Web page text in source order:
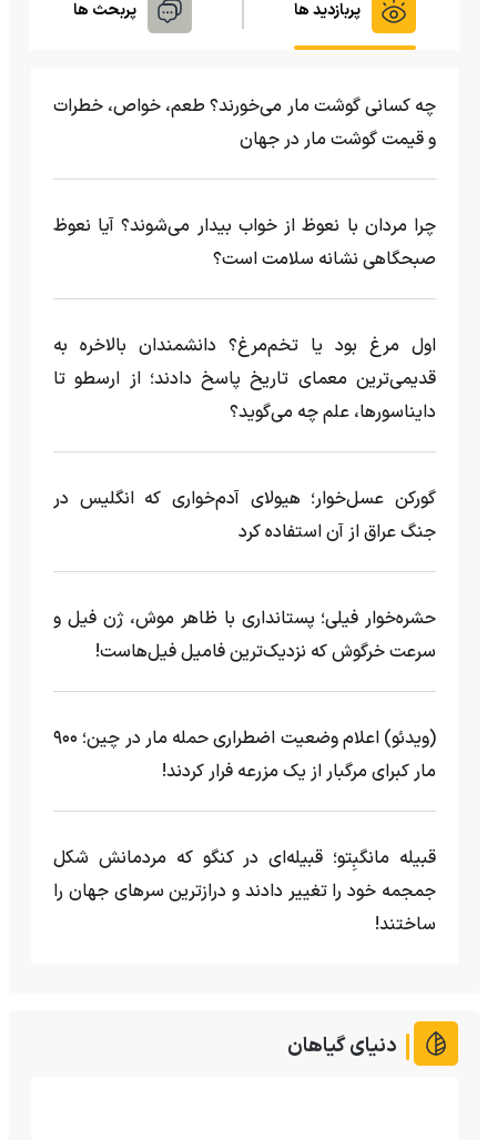
پربازدید ها پربحث ها
چه کسانی گوشت مار می‌خورند؟ طعم، خواص، خطرات
و قیمت گوشت مار در جهان
چرا مردان با نعوظ از خواب بیدار می‌شوند؟ آیا نعوظ
صبحگاهی نشانه سلامت است؟
اول مرغ بود یا تخم‌مرغ؟ دانشمندان بالاخره به
قدیمی‌ترین معمای تاریخ پاسخ دادند؛ از ارسطو تا
دایناسورها، علم چه می‌گوید؟
گورکن عسل‌خوار؛ هیولای آدم‌خواری که انگلیس در
جنگ عراق از آن استفاده کرد
حشره‌خوار فیلی؛ پستانداری با ظاهر موش، ژن فیل و
سرعت خرگوش که نزدیک‌ترین فامیل فیل‌هاست!
(ویدئو) اعلام وضعیت اضطراری حمله مار‌ در چین؛ ۹۰۰
مار کبرای مرگبار از یک مزرعه‌ فرار کردند!
قبیله مانگبِتو؛ قبیله‌ای در کنگو که مردمانش شکل
جمجمه خود را تغییر دادند و درازترین سرهای جهان را
ساختند!
دنیای گیاهان